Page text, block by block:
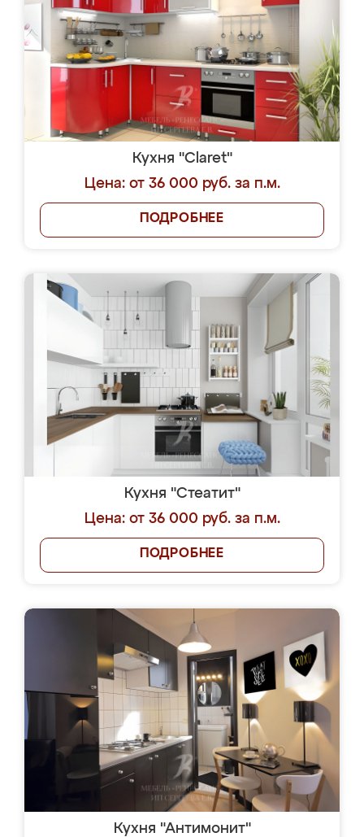
Кухня "Claret"
Цена: от 36 000 руб. за п.м.
ПОДРОБНЕЕ
Кухня "Стеатит"
Цена: от 36 000 руб. за п.м.
ПОДРОБНЕЕ
Кухня "Антимонит"